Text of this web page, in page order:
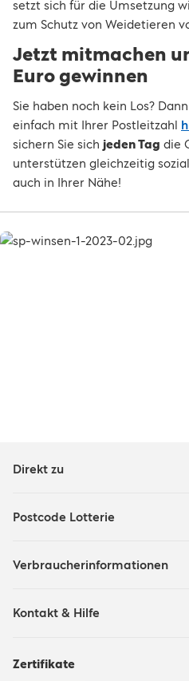
setzt sich für die Umsetzung
zum Schutz von Weidetieren
Jetzt mitmachen
Euro gewinnen
Sie haben noch kein Los?
einfach mit Ihrer Postleitzahl
sichern Sie sich jeden Tag die
unterstützen gleichzeitig
auch in Ihrer Nähe!
Direkt zu
Postcode Lotterie
Verbraucherinformationen
Kontakt & Hilfe
Zertifikate